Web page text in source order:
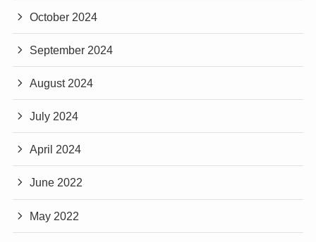
October 2024
September 2024
August 2024
July 2024
April 2024
June 2022
May 2022